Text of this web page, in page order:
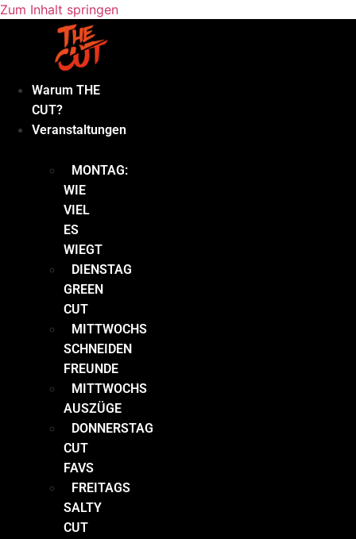
Zum Inhalt springen
Warum THE
CUT?
Veranstaltungen
MONTAG:
WIE
VIEL
ES
WIEGT
DIENSTAG
GREEN
CUT
MITTWOCHS
SCHNEIDEN
FREUNDE
MITTWOCHS
AUSZÜGE
DONNERSTAG
CUT
FAVS
FREITAGS
SALTY
CUT